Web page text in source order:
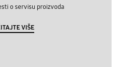
o servisu proizvoda
VIŠE